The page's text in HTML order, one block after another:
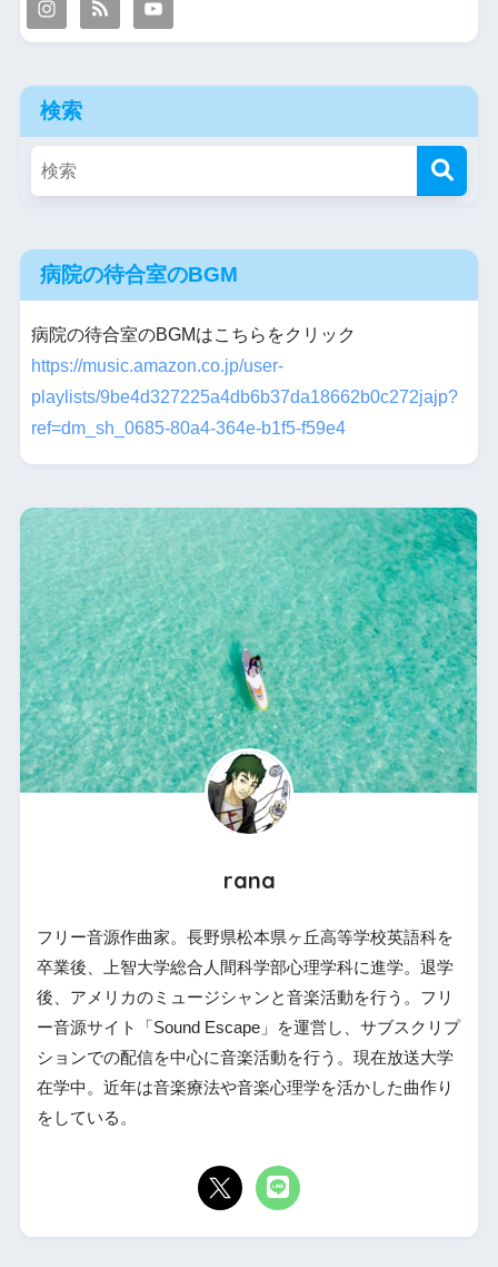
検索
病院の待合室のBGM
病院の待合室のBGMはこちらをクリック
https://music.amazon.co.jp/user-
playlists/9be4d327225a4db6b37da18662b0c272jajp?
ref=dm_sh_0685-80a4-364e-b1f5-f59e4
rana
フリー音源作曲家。長野県松本県ヶ丘高等学校英語科を
卒業後、上智大学総合人間科学部心理学科に進学。退学
後、アメリカのミュージシャンと音楽活動を行う。フリ
ー音源サイト「Sound Escape」を運営し、サブスクリプ
ションでの配信を中心に音楽活動を行う。現在放送大学
在学中。近年は音楽療法や音楽心理学を活かした曲作り
をしている。